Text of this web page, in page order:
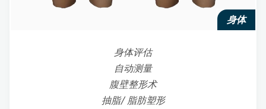
身体
身体评估
自动测量
腹壁整形术
抽脂/ 脂肪塑形